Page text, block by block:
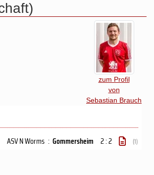
zum Profil
von
Sebastian Brauch
ASV N Worms : Gommersheim 2 : 2 (1)